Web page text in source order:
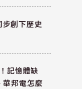
創下歷史
記憶體缺
華邦電怎麼